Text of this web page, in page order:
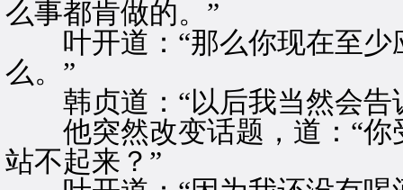
么事都肯做的。”
叶开道：“那么你现在至少
么。”
韩贞道：“以后我当然会告
他突然改变话题，道：“你
站不起来？”